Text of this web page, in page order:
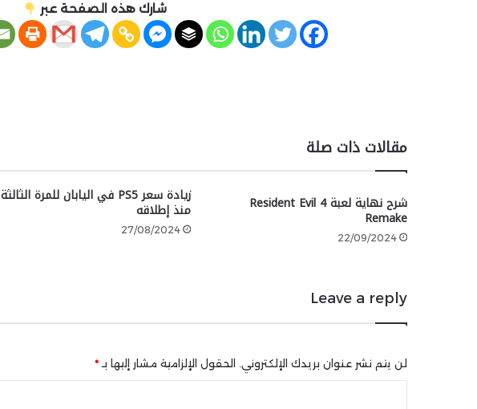
شارك هذه الصفحة عبر
مقالات ذات صلة
شرح نهاية لعبة Resident Evil 4
Remake
22/09/2024
زيادة سعر PS5 في اليابان للمرة الثالثة
منذ إطلاقه
27/08/2024
Leave a reply
لن يتم نشر عنوان بريدك الإلكتروني. الحقول الإلزامية مشار إليها بـ *